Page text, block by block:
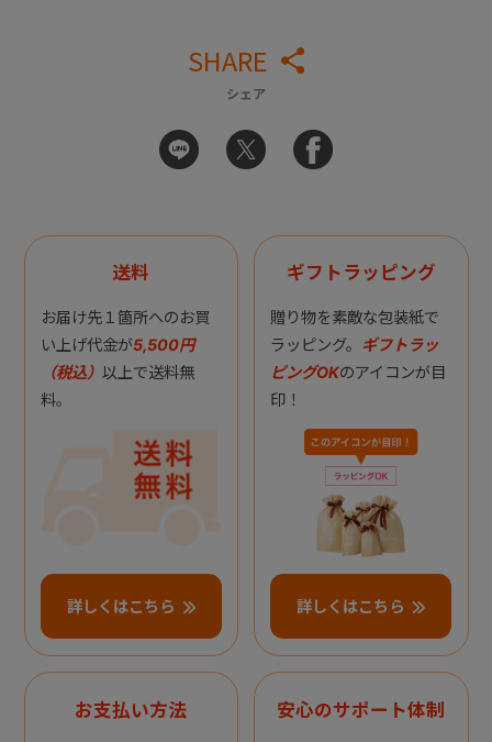
SHARE
シェア
送料
お届け先１箇所へのお買
い上げ代金が5,500円
（税込） 以上で送料無
料。
詳しくはこちら
ギフトラッピング
贈り物を素敵な包装紙で
ラッピング。 ギフトラッ
ピングOKのアイコンが目
印！
詳しくはこちら
お支払い方法 安心のサポート体制